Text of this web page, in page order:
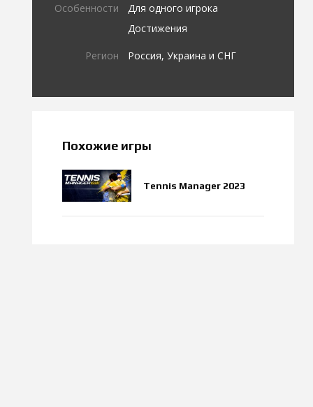
Особенности
Для одного игрока
Достижения
Регион Россия, Украина и СНГ
Похожие игры
Tennis Manager 2023